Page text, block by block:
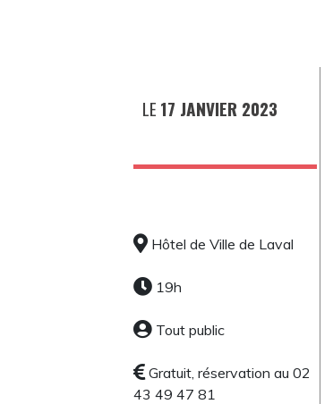
LE 17 JANVIER 2023
Hôtel de Ville de Laval
19h
Tout public
Gratuit, réservation au 02
43 49 47 81